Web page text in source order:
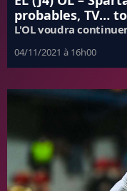
probables, TV…
L'OL voudra
04/11/2021 à 16h00